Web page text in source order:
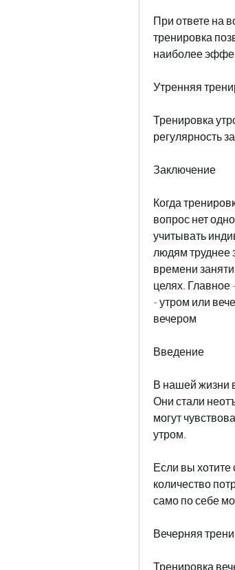
При ответе на
тренировка
наиболее
Утренняя
Тренировка
регулярность
Заключение
Когда
вопрос нет
учитывать
людям труднее
времени
целях. Главное
- утром или
вечером
Введение
В нашей жизни
Они стали
могут
утром.
Если вы хотите
количество
само по себе
Вечерняя
Тренировка